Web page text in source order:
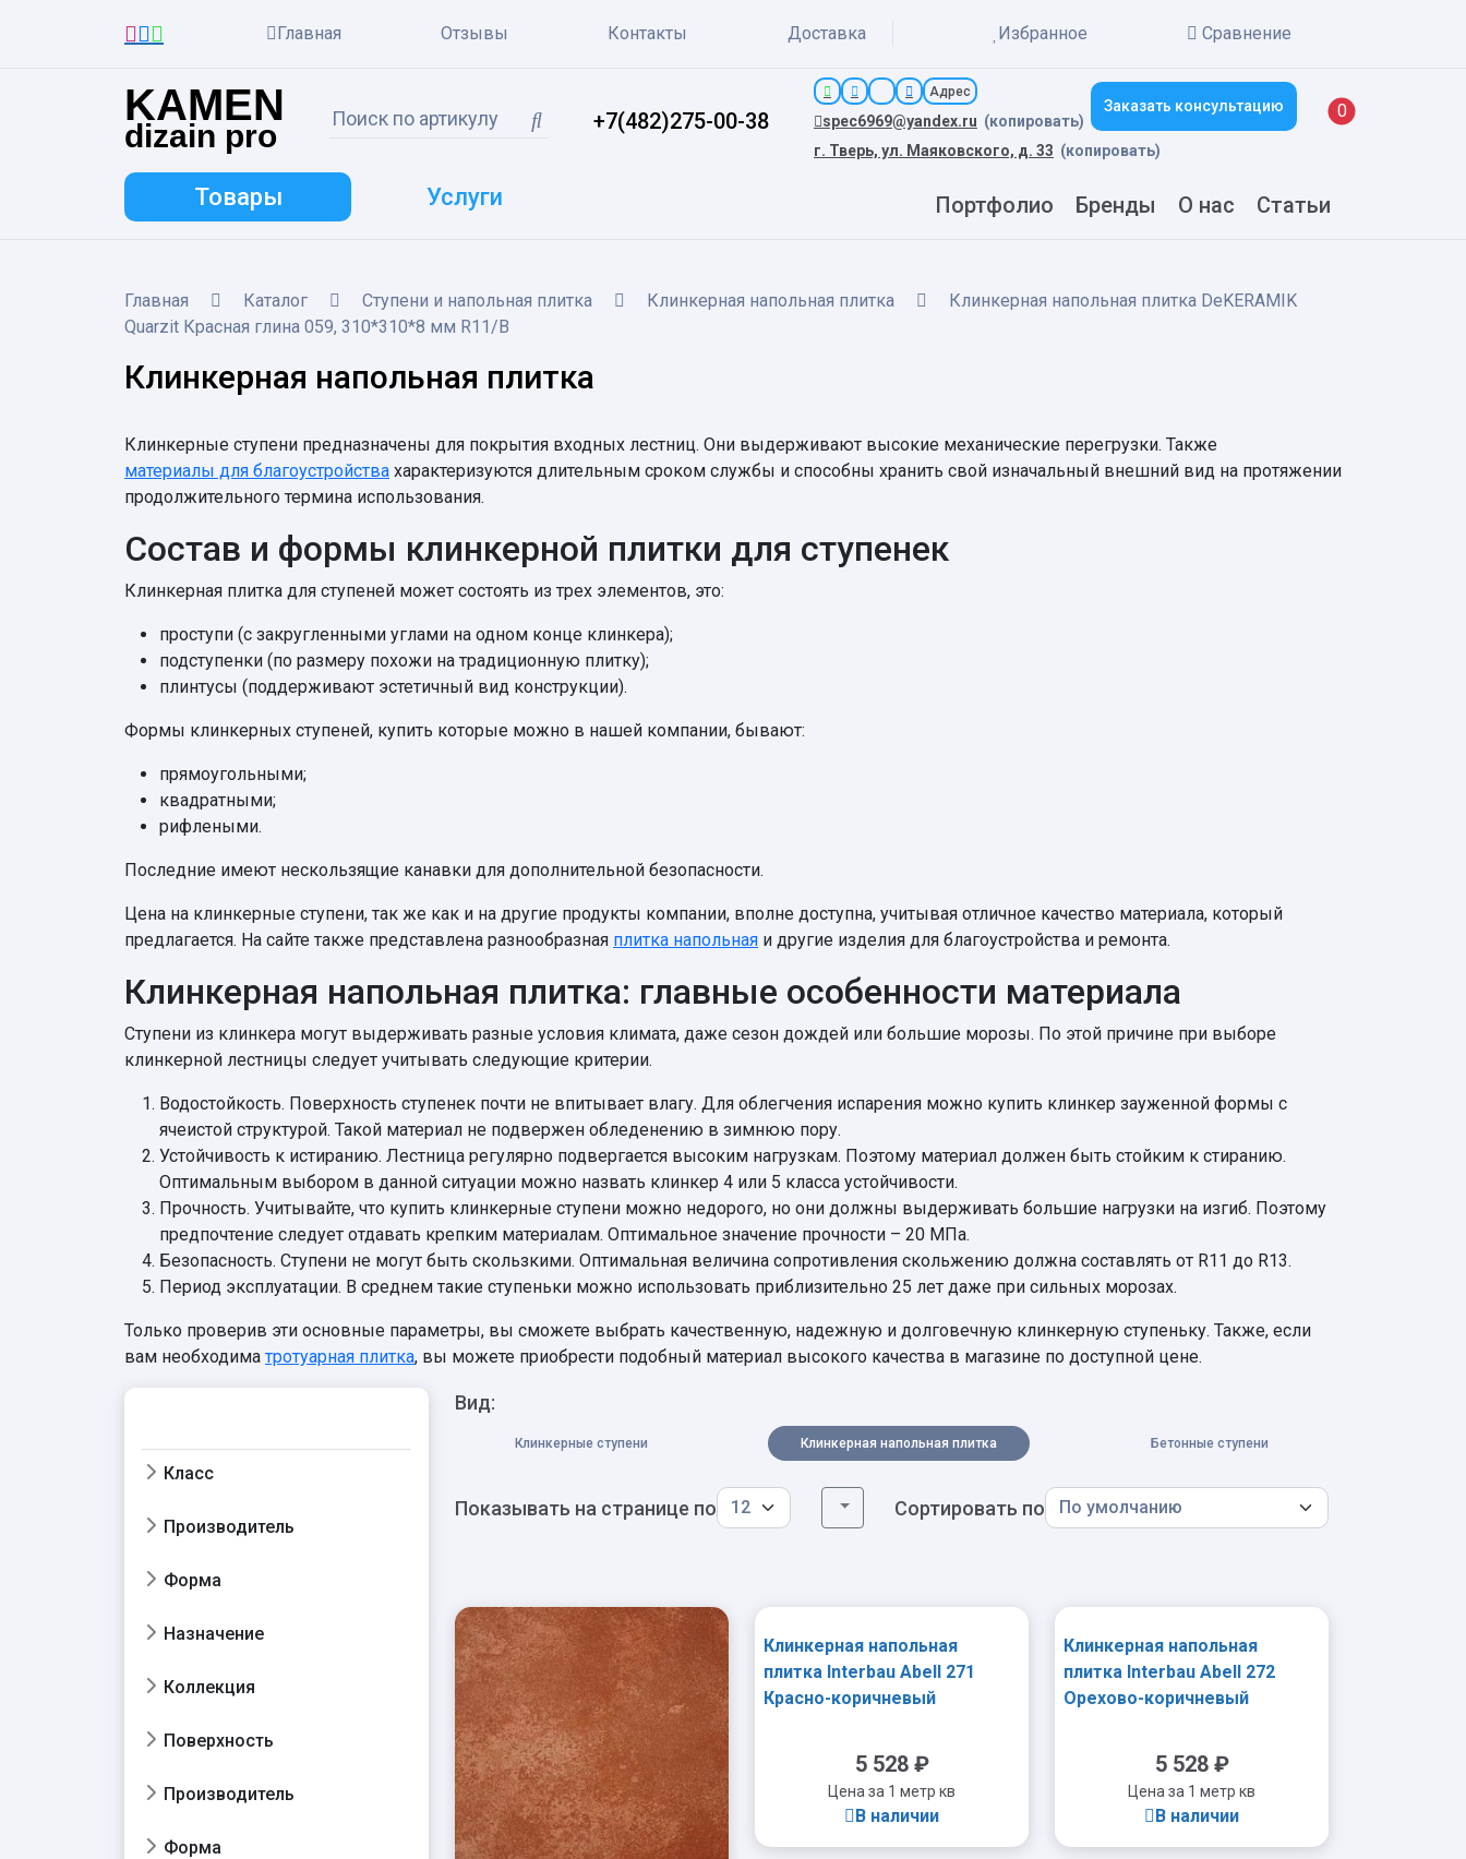
Главная Отзывы Контакты Доставка Избранное Сравнение
KAMEN
dizain pro +7(482)275-00-38
Адрес
spec6969@yandex.ru (копировать)
Заказать консультацию
г. Тверь, ул. Маяковского, д. 33 (копировать)
0New alerts
Товары Услуги Портфолио Бренды О нас Статьи
Главная Каталог Ступени и напольная плитка Клинкерная напольная плитка
Клинкерная напольная плитка DeKERAMIK
Quarzit Красная глина 059, 310*310*8 мм R11/B
Клинкерная напольная плитка
Клинкерные ступени предназначены для покрытия входных лестниц. Они выдерживают высокие механические перегрузки. Также
материалы для благоустройства характеризуются длительным сроком службы и способны хранить свой изначальный внешний вид на протяжении
продолжительного термина использования.
Состав и формы клинкерной плитки для ступенек
Клинкерная плитка для ступеней может состоять из трех элементов, это:
проступи (с закругленными углами на одном конце клинкера);
подступенки (по размеру похожи на традиционную плитку);
плинтусы (поддерживают эстетичный вид конструкции).
Формы клинкерных ступеней, купить которые можно в нашей компании, бывают:
прямоугольными;
квадратными;
рифлеными.
Последние имеют нескользящие канавки для дополнительной безопасности.
Цена на клинкерные ступени, так же как и на другие продукты компании, вполне доступна, учитывая отличное качество материала, который
предлагается. На сайте также представлена разнообразная плитка напольная и другие изделия для благоустройства и ремонта.
Клинкерная напольная плитка: главные особенности материала
Ступени из клинкера могут выдерживать разные условия климата, даже сезон дождей или большие морозы. По этой причине при выборе
клинкерной лестницы следует учитывать следующие критерии.
Водостойкость. Поверхность ступенек почти не впитывает влагу. Для облегчения испарения можно купить клинкер зауженной формы с
ячеистой структурой. Такой материал не подвержен обледенению в зимнюю пору.
Устойчивость к истиранию. Лестница регулярно подвергается высоким нагрузкам. Поэтому материал должен быть стойким к стиранию.
Оптимальным выбором в данной ситуации можно назвать клинкер 4 или 5 класса устойчивости.
Прочность. Учитывайте, что купить клинкерные ступени можно недорого, но они должны выдерживать большие нагрузки на изгиб. Поэтому
предпочтение следует отдавать крепким материалам. Оптимальное значение прочности – 20 МПа.
Безопасность. Ступени не могут быть скользкими. Оптимальная величина сопротивления скольжению должна составлять от R11 до R13.
Период эксплуатации. В среднем такие ступеньки можно использовать приблизительно 25 лет даже при сильных морозах.
Только проверив эти основные параметры, вы сможете выбрать качественную, надежную и долговечную клинкерную ступеньку. Также, если
вам необходима тротуарная плитка, вы можете приобрести подобный материал высокого качества в магазине по доступной цене.
Класс
Производитель
Форма
Назначение
Коллекция
Поверхность
Производитель
Форма
Вид:
Клинкерные ступени Клинкерная напольная плитка Бетонные ступени
Показывать на странице по Сортировать по
Клинкерная напольная
плитка Interbau Abell 271
Красно-коричневый
5 528 ₽
Цена за 1 метр кв
В наличии
Клинкерная напольная
плитка Interbau Abell 272
Орехово-коричневый
5 528 ₽
Цена за 1 метр кв
В наличии